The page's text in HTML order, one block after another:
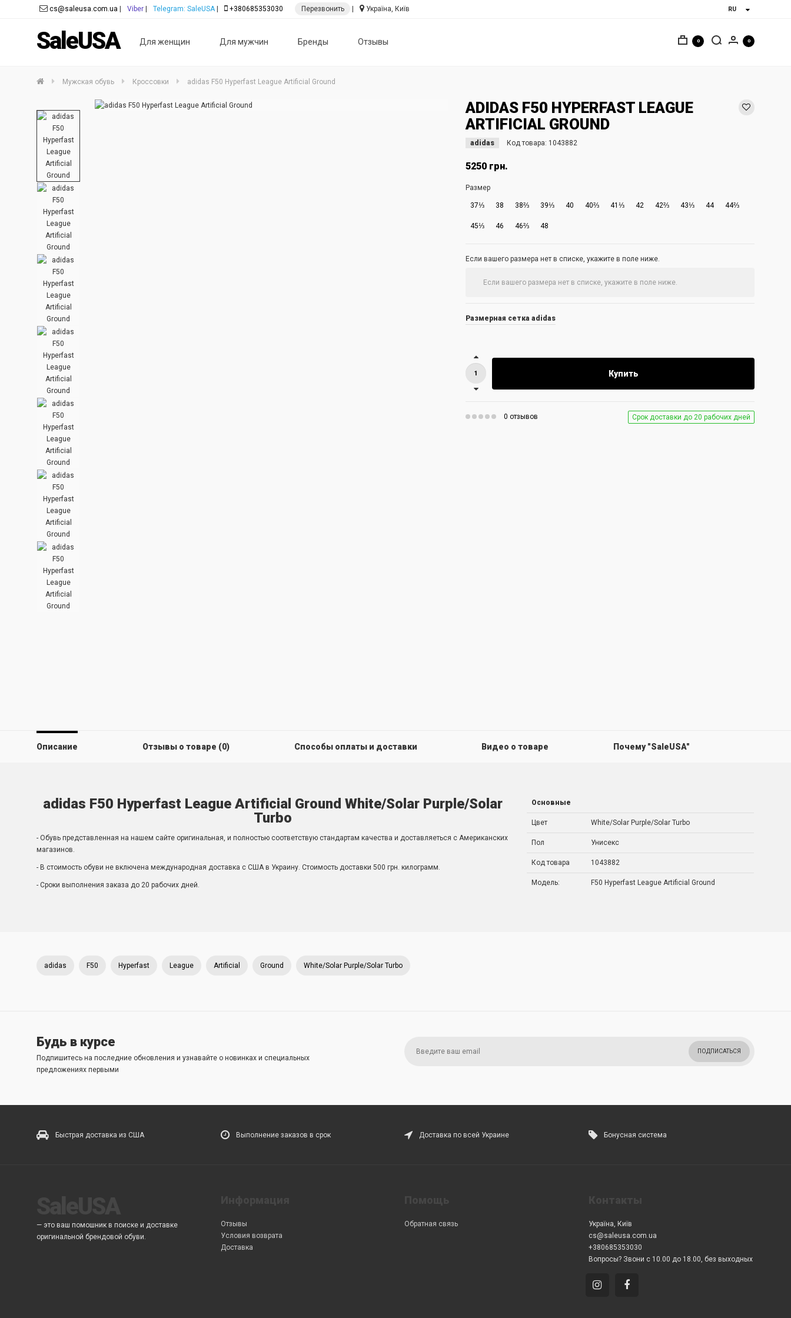
SaleUSA Для женщин Для мужчин Бренды Отзывы
cs@saleusa.com.ua Viber Telegram: SaleUSA| +380685353030 Перезвонить Україна, Київ
0 0
Мужская обувь Кроссовки adidas F50 Hyperfast League Artificial Ground
ADIDAS F50 HYPERFAST LEAGUE
ARTIFICIAL GROUND
adidas Код товара: 1043882
5250 грн.
Размер
37⅓ 38 38⅔ 39⅓ 40 40⅔ 41⅓ 42 42⅔ 43⅓ 44 44⅔
45⅓ 46 46⅔ 48
Если вашего размера нет в списке, укажите в поле ниже.
Размерная сетка adidas
Купить
0 отзывов Срок доставки до 20 рабочих дней
Описание Отзывы о товаре (0) Способы оплаты и доставки Видео о товаре Почему "SaleUSA"
adidas F50 Hyperfast League Artificial Ground White/Solar Purple/Solar
Turbo
- Обувь представленная на нашем сайте оригинальная, и полностью соответствую стандартам качества и доставляеться с Американских
магазинов.
- В стоимость обуви не включена международная доставка с США в Украину. Стоимость доставки 500 грн. килограмм.
- Сроки выполнения заказа до 20 рабочих дней.
Основные
Цвет White/Solar Purple/Solar Turbo
Пол Унисекс
Код товара 1043882
Модель: F50 Hyperfast League Artificial Ground
adidas F50 Hyperfast League Artificial Ground White/Solar Purple/Solar Turbo
Будь в курсе
Подпишитесь на последние обновления и узнавайте о новинках и специальных
предложениях первыми
ПОДПИСАТЬСЯ
Быстрая доставка из США Выполнение заказов в срок Доставка по всей Украине Бонусная система
— это ваш помошник в поиске и доставке
оригинальной брендовой обуви.
Отзывы
Условия возврата
Доставка
Обратная связь
Україна, Київ
cs@saleusa.com.ua
+380685353030
Вопросы? Звони с 10.00 до 18.00, без выходных